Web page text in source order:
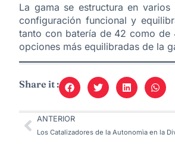
La gama se estructura en
configuración funcional y
tanto con batería de 42 como de
opciones más equilibradas de la
Share it :
ANTERIOR
Los Catalizadores de la Autonomìa en la